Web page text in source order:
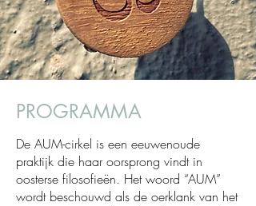
PROGRAMMA
De AUM-cirkel is een eeuwenoude
praktijk die haar oorsprong vindt in
oosterse filosofieën. Het woord “AUM”
wordt beschouwd als de oerklank van het